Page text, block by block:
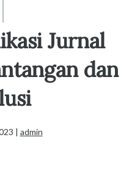
Jurnal
dan
| admin